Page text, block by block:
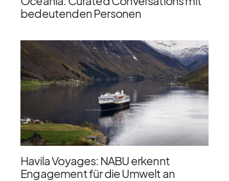
bedeutenden Personen
Havila Voyages: NABU erkennt
Engagement für die Umwelt an